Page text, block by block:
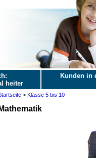
heiter
Kunden in
> Klasse 5 bis 10
Mathematik